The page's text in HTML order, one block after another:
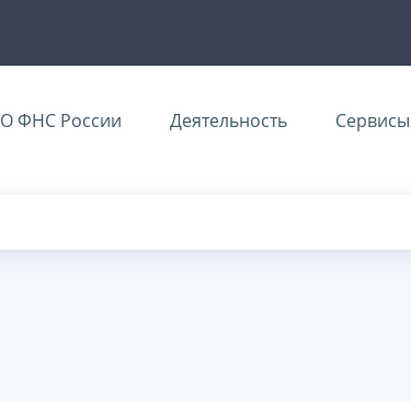
О ФНС России Деятельность Сервисы